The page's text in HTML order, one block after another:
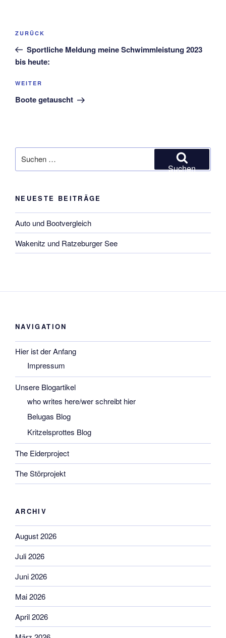
Beitragsnavigation
Vorheriger
Beitrag
ZURÜCK
Sportliche Meldung meine Schwimmleistung 2023
bis heute:
Nächster
Beitrag
WEITER
Boote getauscht
nach:
Suchen
NEUESTE BEITRÄGE
Auto und Bootvergleich
Wakenitz und Ratzeburger See
NAVIGATION
Hier ist der Anfang
Impressum
Unsere Blogartikel
who writes here/wer schreibt hier
Belugas Blog
Kritzelsprottes Blog
The Eiderproject
The Störprojekt
ARCHIV
August 2026
Juli 2026
Juni 2026
Mai 2026
April 2026